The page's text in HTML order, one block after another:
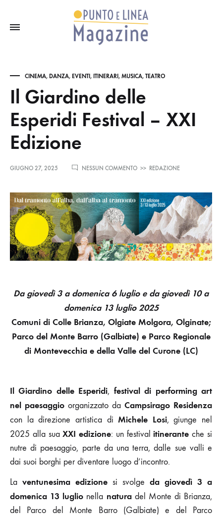
CINEMA, DANZA, EVENTI, ITINERARI , MUSICA, TEATRO
Il Giardino delle
Esperidi Festival – XXI
Edizione
GIUGNO 27, 2025 NESSUN COMMENTOSU
DELLE
ESPERIDI
FESTIVAL
–
XXI
EDIZIONE
>> REDAZIONE
Da giovedì 3 a domenica 6 luglio e da giovedì 10 a
domenica 13 luglio 2025
Comuni di Colle Brianza, Olgiate Molgora, Olginate;
Parco del Monte Barro (Galbiate) e Parco Regionale
di Montevecchia e della Valle del Curone (LC)
Il Giardino delle Esperidi, festival di performing art
nel paesaggio organizzato da Campsirago Residenza
con la direzione artistica diMichele Losi, giunge nel
2025 alla suaXXI edizione: un festivalitinerante che si
nutre di paesaggio, parte da una terra, dalle sue valli e
dai suoi borghi per diventare luogo d’incontro.
La ventunesima edizione si svolge da giovedì 3 a
domenica 13 luglio nella naturadel Monte di Brianza,
del Parco del Monte Barro (Galbiate) e del Parco